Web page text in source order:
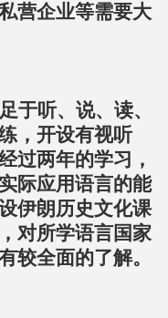
营企业等需要大
于听、说、读、
，开设有视听
过两年的学习，
际应用语言的能
伊朗历史文化课
对所学语言国家
较全面的了解。